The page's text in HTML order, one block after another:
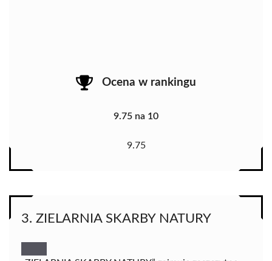
Ocena w rankingu
9.75 na 10
9.75
3. ZIELARNIA SKARBY NATURY